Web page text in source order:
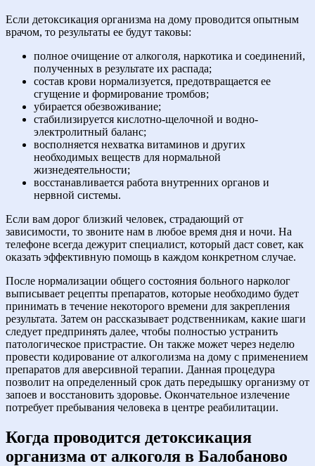
Если детоксикация организма на дому проводится опытным
врачом, то результаты ее будут таковы:
полное очищение от алкоголя, наркотика и соединений,
полученных в результате их распада;
состав крови нормализуется, предотвращается ее
сгущение и формирование тромбов;
убирается обезвоживание;
стабилизируется кислотно-щелочной и водно-
электролитный баланс;
восполняется нехватка витаминов и других
необходимых веществ для нормальной
жизнедеятельности;
восстанавливается работа внутренних органов и
нервной системы.
Если вам дорог близкий человек, страдающий от
зависимости, то звоните нам в любое время дня и ночи. На
телефоне всегда дежурит специалист, который даст совет, как
оказать эффективную помощь в каждом конкретном случае.
После нормализации общего состояния больного нарколог
выписывает рецепты препаратов, которые необходимо будет
принимать в течение некоторого времени для закрепления
результата. Затем он рассказывает родственникам, какие шаги
следует предпринять далее, чтобы полностью устранить
патологическое пристрастие. Он также может через неделю
провести кодирование от алкоголизма на дому с применением
препаратов для аверсивной терапии. Данная процедура
позволит на определенный срок дать передышку организму от
запоев и восстановить здоровье. Окончательное излечение
потребует пребывания человека в центре реабилитации.
Когда проводится детоксикация
организма от алкоголя в Балобаново